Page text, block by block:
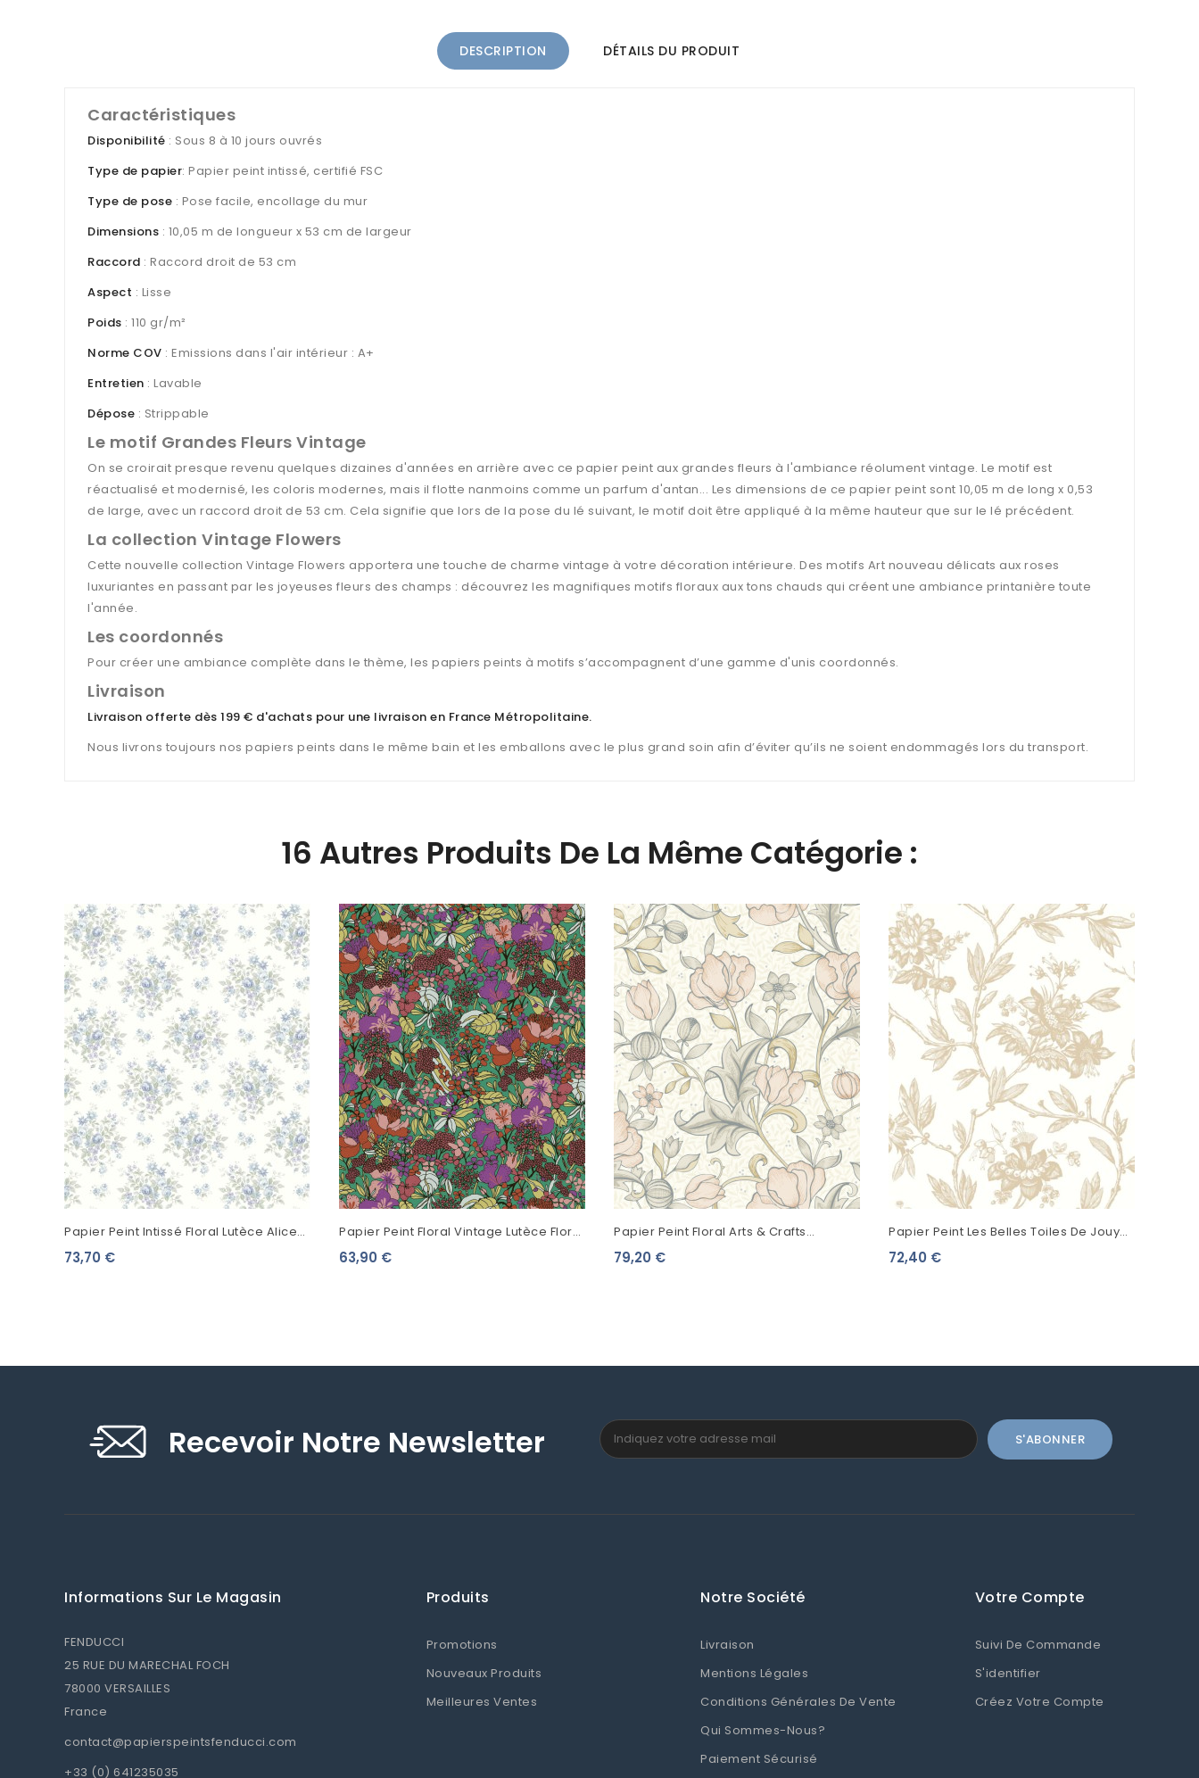
DESCRIPTION DÉTAILS DU PRODUIT
Caractéristiques
Disponibilité : Sous 8 à 10 jours ouvrés
Type de papier: Papier peint intissé, certifié FSC
Type de pose : Pose facile, encollage du mur
Dimensions : 10,05 m de longueur x 53 cm de largeur
Raccord : Raccord droit de 53 cm
Aspect : Lisse
Poids : 110 gr/m²
Norme COV : Emissions dans l'air intérieur : A+
Entretien : Lavable
Dépose : Strippable
Le motif Grandes Fleurs Vintage
On se croirait presque revenu quelques dizaines d'années en arrière avec ce papier peint aux grandes fleurs à l'ambiance réolument vintage. Le motif est
réactualisé et modernisé, les coloris modernes, mais il flotte nanmoins comme un parfum d'antan... Les dimensions de ce papier peint sont 10,05 m de long x 0,53
de large, avec un raccord droit de 53 cm. Cela signifie que lors de la pose du lé suivant, le motif doit être appliqué à la même hauteur que sur le lé précédent.
La collection Vintage Flowers
Cette nouvelle collection Vintage Flowers apportera une touche de charme vintage à votre décoration intérieure. Des motifs Art nouveau délicats aux roses
luxuriantes en passant par les joyeuses fleurs des champs : découvrez les magnifiques motifs floraux aux tons chauds qui créent une ambiance printanière toute
l'année.
Les coordonnés
Pour créer une ambiance complète dans le thème, les papiers peints à motifs s’accompagnent d’une gamme d'unis coordonnés.
Livraison
Livraison offerte dès 199 € d'achats pour une livraison en France Métropolitaine.
Nous livrons toujours nos papiers peints dans le même bain et les emballons avec le plus grand soin afin d’éviter qu’ils ne soient endommagés lors du transport.
16 Autres Produits De La Même Catégorie :
Papier Peint Intissé Floral Lutèce Alice
Et Rose Mélina Buisson De Fleurs...
73,70 €
Papier Peint Floral Vintage Lutèce Flore
Fleurs Des Champs Vert Impérial FLO561
63,90 €
Papier Peint Floral Arts & Crafts
Casadeco Isabella Rose Poudre
79,20 €
Papier Peint Les Belles Toiles De Jouy
Rosa Beige 87961108
72,40 €
Recevoir Notre Newsletter
Informations Sur Le Magasin
FENDUCCI
25 RUE DU MARECHAL FOCH
78000 VERSAILLES
France
contact@papierspeintsfenducci.com
+33 (0) 641235035
Produits
Promotions
Nouveaux Produits
Meilleures Ventes
Notre Société
Livraison
Mentions Légales
Conditions Générales De Vente
Qui Sommes-Nous?
Paiement Sécurisé
Votre Compte
Suivi De Commande
S'identifier
Créez Votre Compte